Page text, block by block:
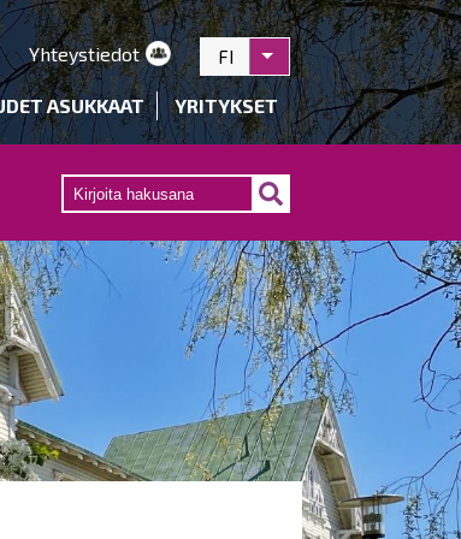
Yhteystiedot FI Listaa lisätoiminnot
ASUKKAAT YRITYKSET